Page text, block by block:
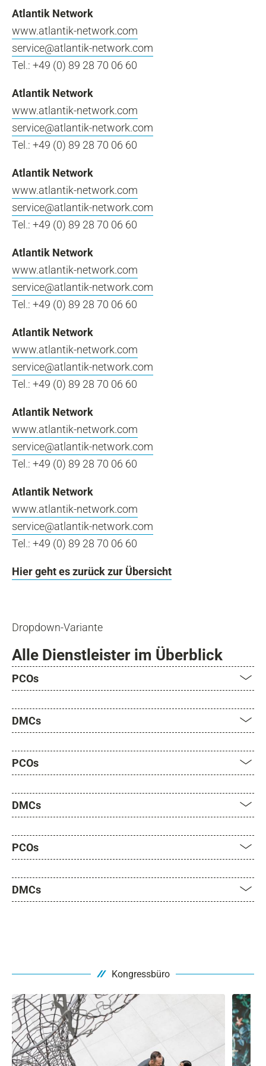
Atlantik Network
www.atlantik-network.com
service@atlantik-network.com
Tel.: +49 (0) 89 28 70 06 60
Atlantik Network
www.atlantik-network.com
service@atlantik-network.com
Tel.: +49 (0) 89 28 70 06 60
Atlantik Network
www.atlantik-network.com
service@atlantik-network.com
Tel.: +49 (0) 89 28 70 06 60
Atlantik Network
www.atlantik-network.com
service@atlantik-network.com
Tel.: +49 (0) 89 28 70 06 60
Atlantik Network
www.atlantik-network.com
service@atlantik-network.com
Tel.: +49 (0) 89 28 70 06 60
Atlantik Network
www.atlantik-network.com
service@atlantik-network.com
Tel.: +49 (0) 89 28 70 06 60
Atlantik Network
www.atlantik-network.com
service@atlantik-network.com
Tel.: +49 (0) 89 28 70 06 60
Hier geht es zurück zur Übersicht
Dropdown-Variante
Alle Dienstleister im Überblick
PCOs
DMCs
PCOs
DMCs
PCOs
DMCs
Kongressbüro